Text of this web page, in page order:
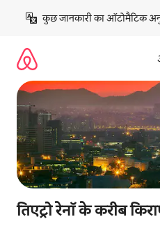
छोड़कर
कॉन्टेंट
कुछ जानकारी का ऑटोमैटिक
तिएट्रो रेनॉ के करीब